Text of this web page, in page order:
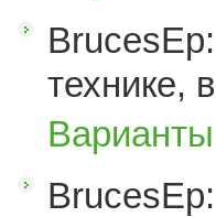
технике,